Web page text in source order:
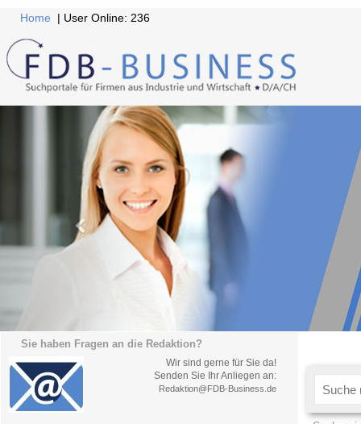
Home | User Online: 236
Sie haben Fragen an die Redaktion?
Wir sind gerne für Sie da!
Senden Sie Ihr Anliegen an:
Redaktion@FDB-Business.de